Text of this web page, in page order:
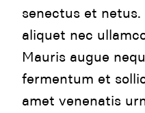
senectus et
aliquet nec
Mauris augue
fermentum et
amet venenatis